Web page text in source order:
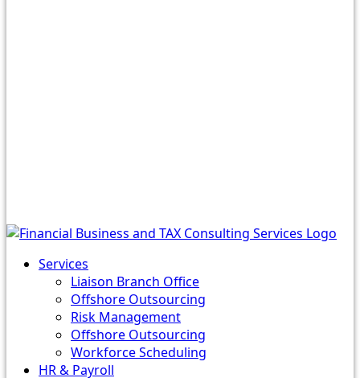
Services
Liaison Branch Office
Offshore Outsourcing
Risk Management
Offshore Outsourcing
Workforce Scheduling
HR & Payroll